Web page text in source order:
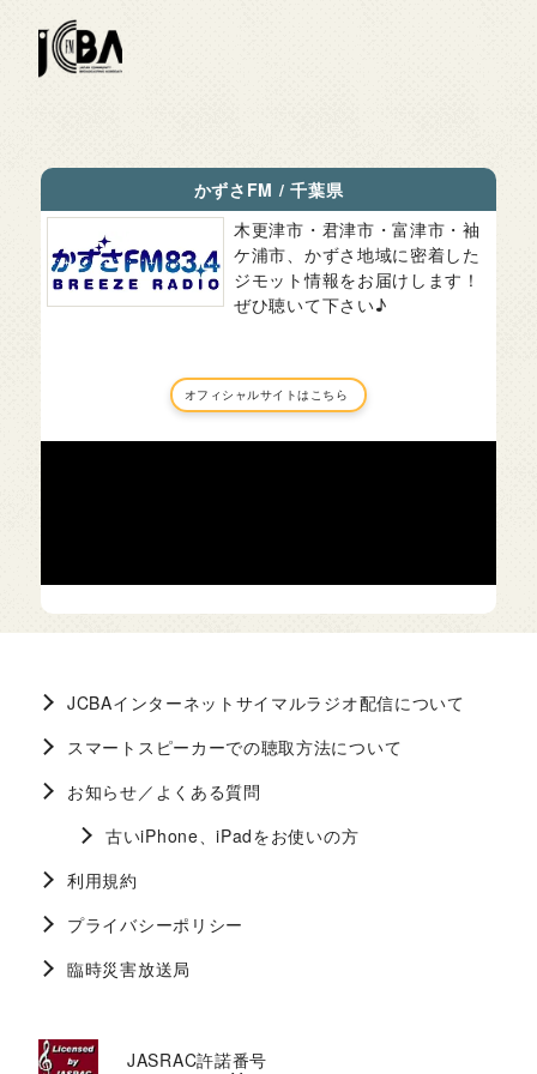
かずさFM /千葉県
木更津市・君津市・富津市・袖
ケ浦市、かずさ地域に密着した
ジモット情報をお届けします！
ぜひ聴いて下さい♪
オフィシャルサイトはこちら
JCBAインターネットサイマルラジオ配信について
スマートスピーカーでの聴取方法について
お知らせ／よくある質問
古いiPhone、iPadをお使いの方
利用規約
プライバシーポリシー
臨時災害放送局
JASRAC許諾番号